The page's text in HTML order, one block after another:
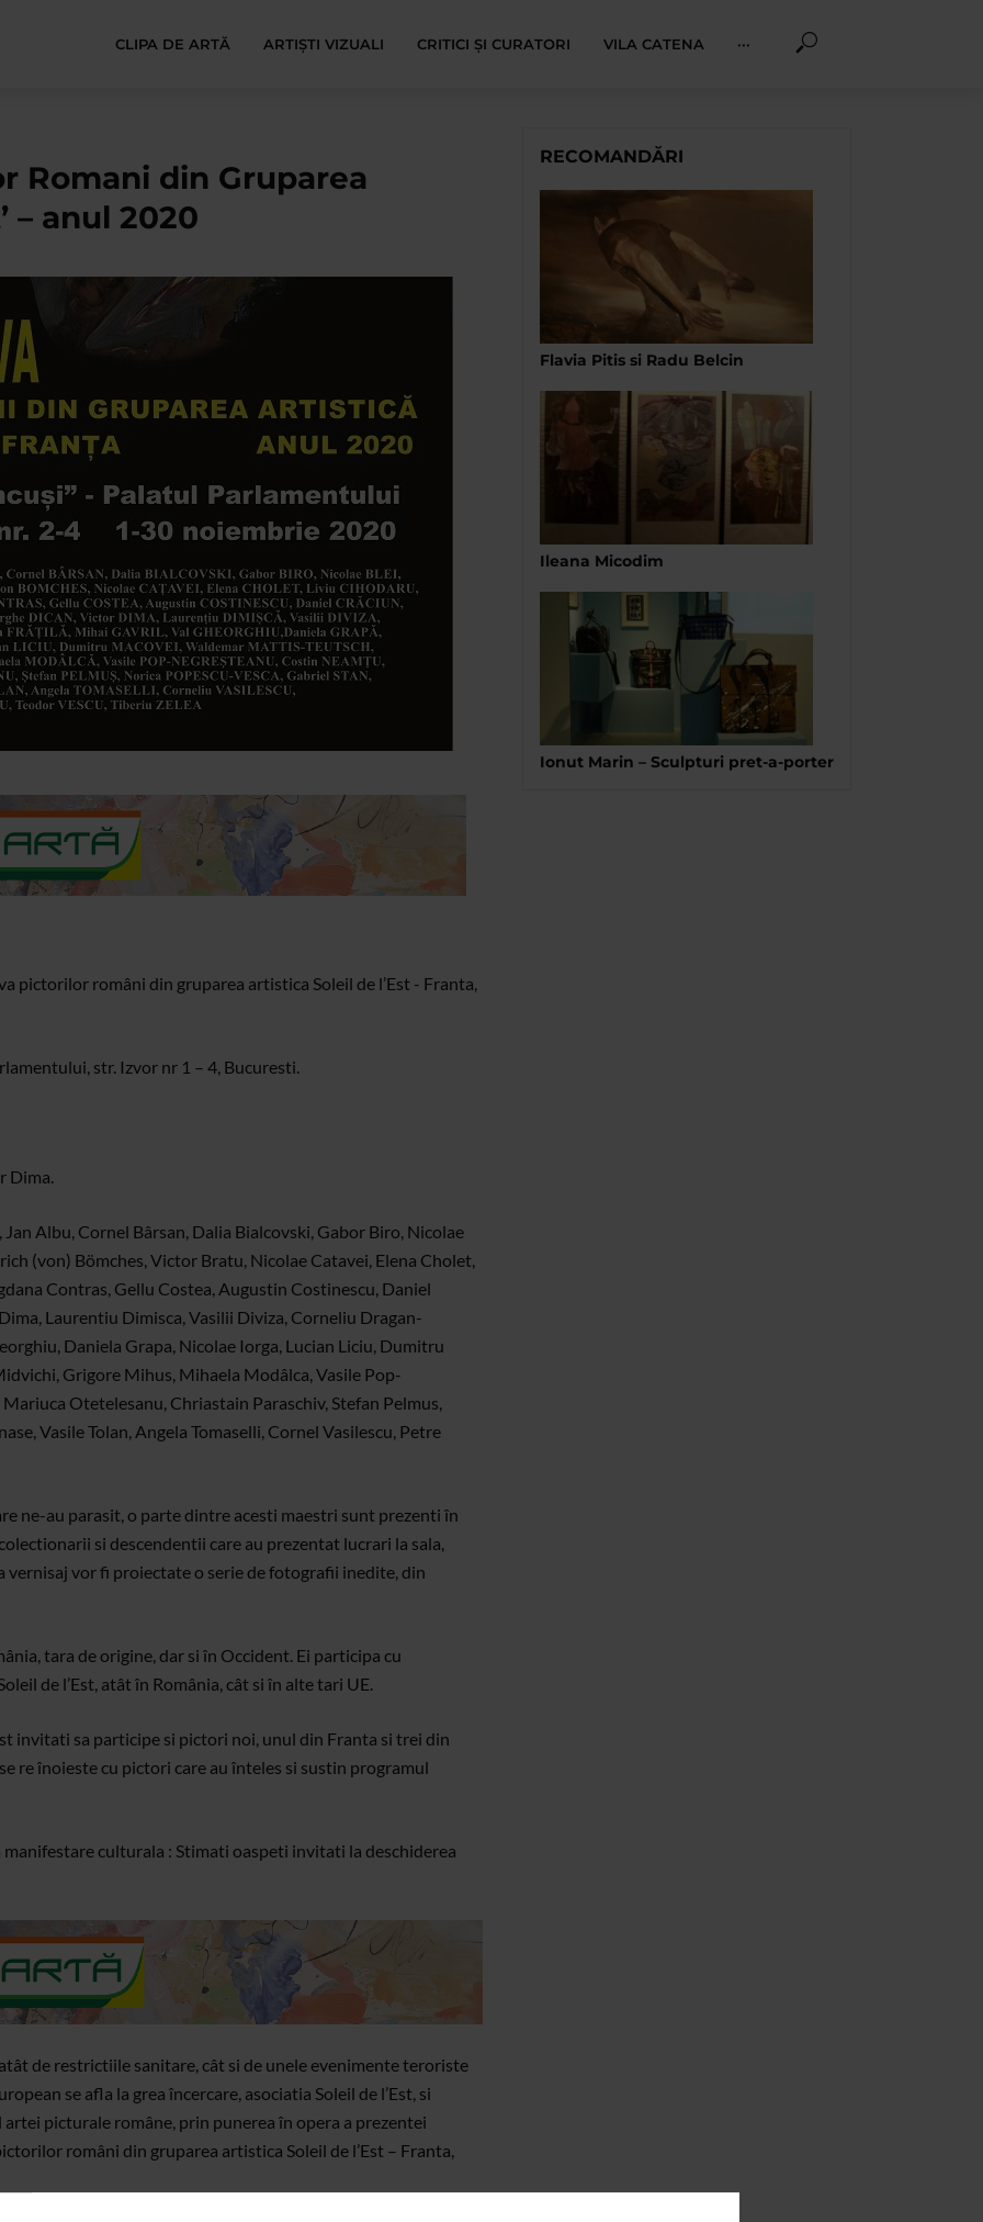
CLIPA DE ARTĂ ARTIȘTI VIZUALI CRITICI ȘI CURATORI VILA CATENA ···
Romani din Gruparea
– anul 2020
pictorilor români din gruparea artistica Soleil de l’Est - Franta,
str. Izvor nr 1 – 4, Bucuresti.
Dima.
Albu, Cornel Bârsan, Dalia Bialcovski, Gabor Biro, Nicolae
(von) Bömches, Victor Bratu, Nicolae Catavei, Elena Cholet,
Contras, Gellu Costea, Augustin Costinescu, Daniel
Laurentiu Dimisca, Vasilii Diviza, Corneliu Dragan-
Daniela Grapa, Nicolae Iorga, Lucian Liciu, Dumitru
Grigore Mihus, Mihaela Modâlca, Vasile Pop-
Otetelesanu, Chriastain Paraschiv, Stefan Pelmus,
Vasile Tolan, Angela Tomaselli, Cornel Vasilescu, Petre
ne-au parasit, o parte dintre acesti maestri sunt prezenti în
si descendentii care au prezentat lucrari la sala,
vernisaj vor fi proiectate o serie de fotografii inedite, din
tara de origine, dar si în Occident. Ei participa cu
de l’Est, atât în România, cât si în alte tari UE.
invitati sa participe si pictori noi, unul din Franta si trei din
re înoieste cu pictori care au înteles si sustin programul
culturala : Stimati oaspeti invitati la deschiderea
de restrictiile sanitare, cât si de unele evenimente teroriste
se afla la grea încercare, asociatia Soleil de l’Est, si
picturale române, prin punerea în opera a prezentei
români din gruparea artistica Soleil de l’Est – Franta,
RECOMANDĂRI
Flavia Pitis si Radu Belcin
Ileana Micodim
Ionut Marin – Sculpturi pret-a-porter